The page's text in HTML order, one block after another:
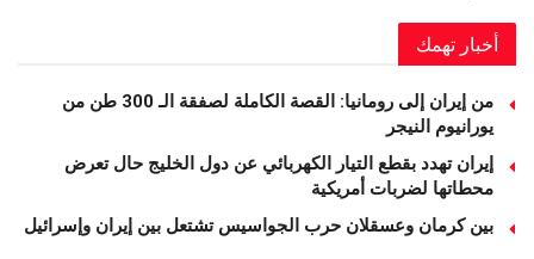
أخبار تهمك
من إيران إلى رومانيا: القصة الكاملة لصفقة الـ 300 طن من
يورانيوم النيجر
إيران تهدد بقطع التيار الكهربائي عن دول الخليج حال تعرض
محطاتها لضربات أمريكية
بين كرمان وعسقلان حرب الجواسيس تشتعل بين إيران وإسرائيل